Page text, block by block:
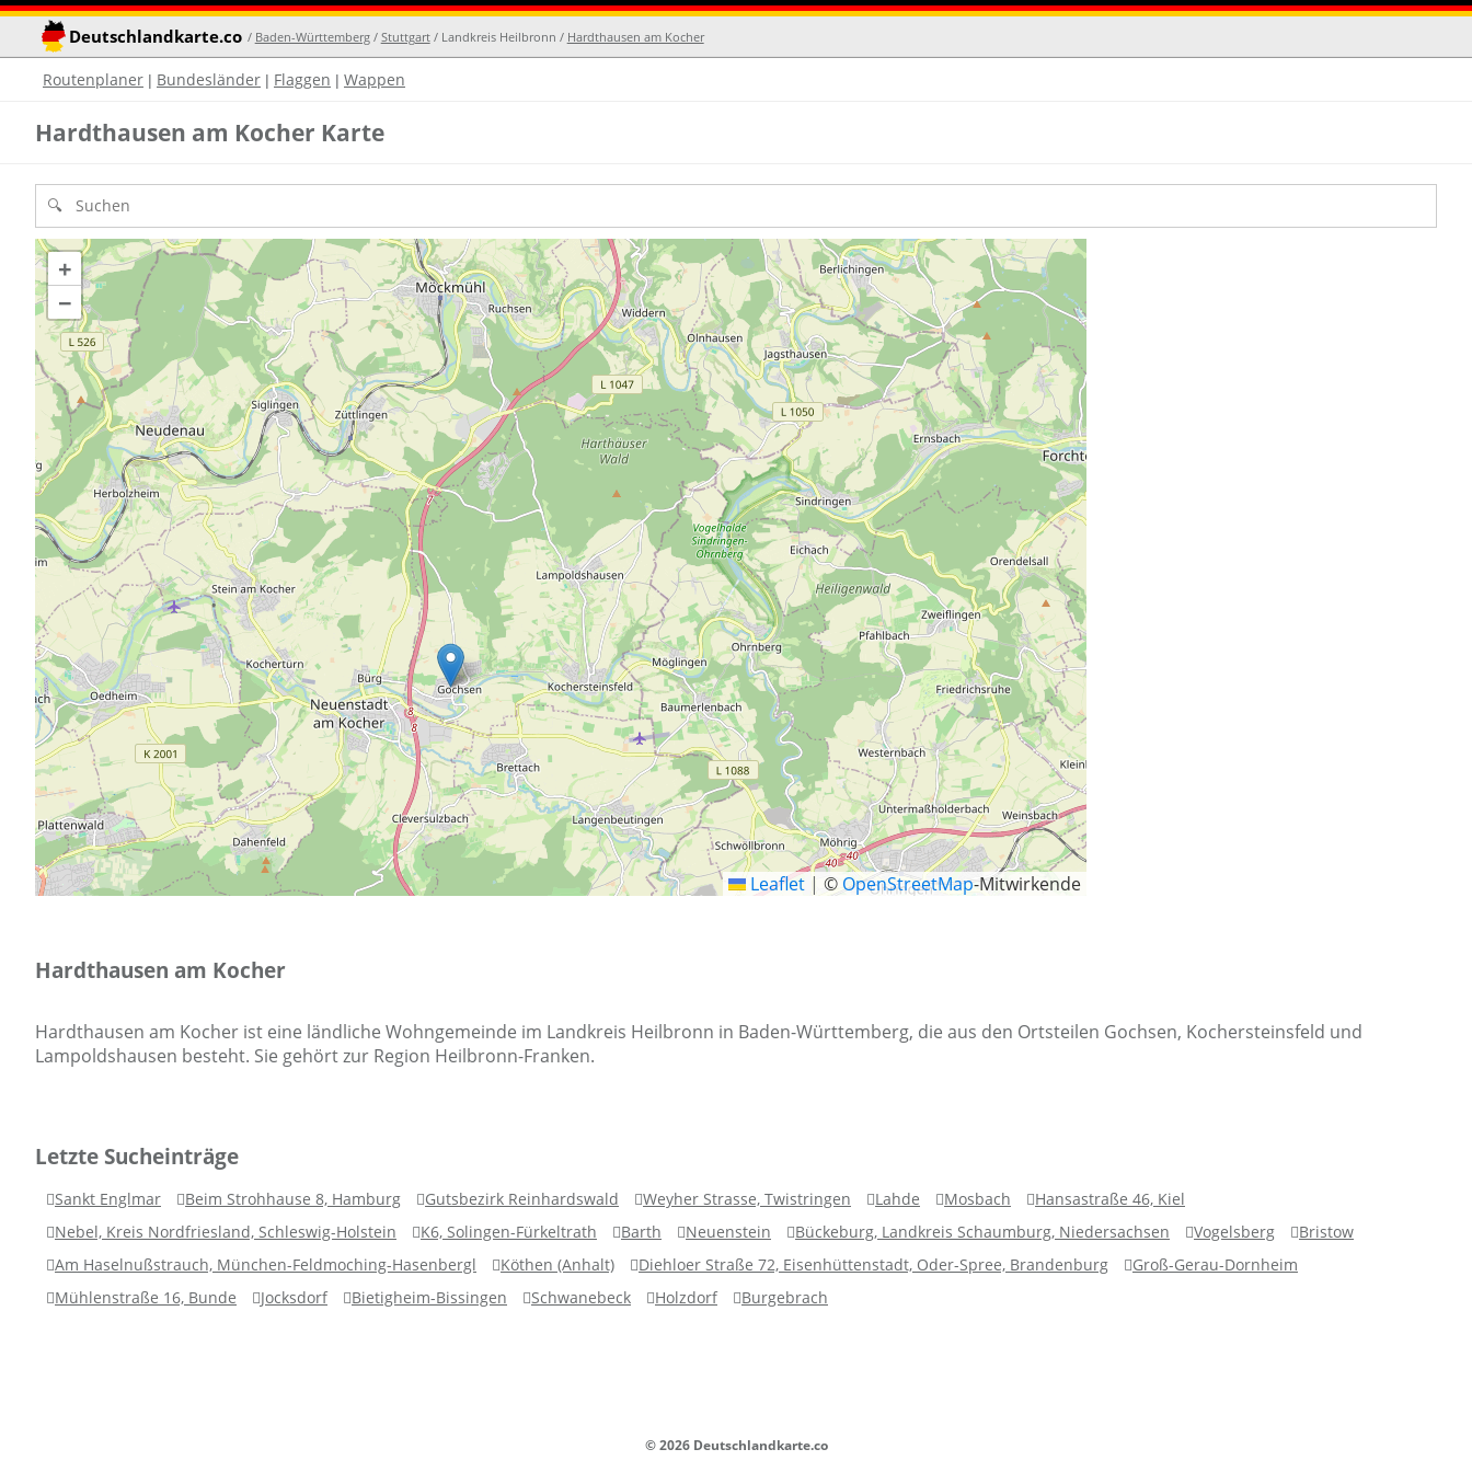
Deutschlandkarte.co / Baden-Württemberg/ Stuttgart/ Landkreis Heilbronn / Hardthausen am Kocher
Routenplaner | Bundesländer | Flaggen | Wappen
Hardthausen am Kocher Karte
+
−
Leaflet | © OpenStreetMap-Mitwirkende
Hardthausen am Kocher
Hardthausen am Kocher ist eine ländliche Wohngemeinde im Landkreis Heilbronn in Baden-Württemberg, die aus den Ortsteilen Gochsen, Kochersteinsfeld und
Lampoldshausen besteht. Sie gehört zur Region Heilbronn-Franken.
Letzte Sucheinträge
Sankt Englmar Beim Strohhause 8, Hamburg Gutsbezirk Reinhardswald Weyher Strasse, Twistringen Lahde Mosbach
Hansastraße 46, Kiel
Nebel, Kreis Nordfriesland, Schleswig-Holstein
K6, Solingen-Fürkeltrath Barth Neuenstein Bückeburg, Landkreis Schaumburg, Niedersachsen Vogelsberg
Bristow
Am Haselnußstrauch, München-Feldmoching-Hasenbergl
Köthen (Anhalt) Diehloer Straße 72, Eisenhüttenstadt, Oder-Spree, Brandenburg
Groß-Gerau-Dornheim
Mühlenstraße 16, Bunde
Jocksdorf Bietigheim-Bissingen Schwanebeck Holzdorf Burgebrach
© 2026 Deutschlandkarte.co